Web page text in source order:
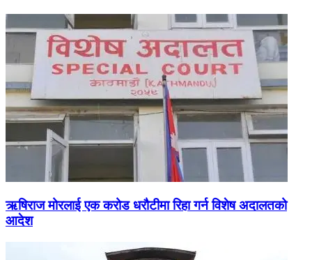
ऋषिराज मोरलाई एक करोड धरौटीमा रिहा गर्न विशेष अदालतको
आदेश